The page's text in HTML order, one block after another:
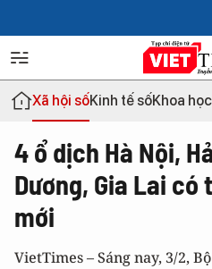
Xã hội sốKinh tế sốKhoa
4 ổ dịch Hà Nội,
Dương, Gia Lai có
mới
VietTimes – Sáng nay, 3/2,